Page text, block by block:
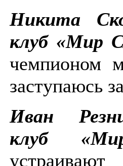
Никита
клуб «Мир
заступаюсь
Иван
клуб